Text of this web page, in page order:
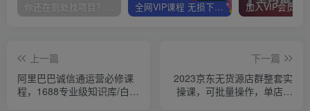
你还在到处找项目？还在当韭菜？我靠卖项目一个月收入5万+，曾经我也是个失败者。 全网VIP课程 无损下载~
上一篇
阿里巴巴诚信通运营必修课
程，​1688专业级知识库/白皮
下一篇
2023京东无货源店群整套实
操课，可批量操作，单店月